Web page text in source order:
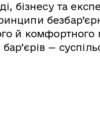
бізнесу та
й комфортного
—